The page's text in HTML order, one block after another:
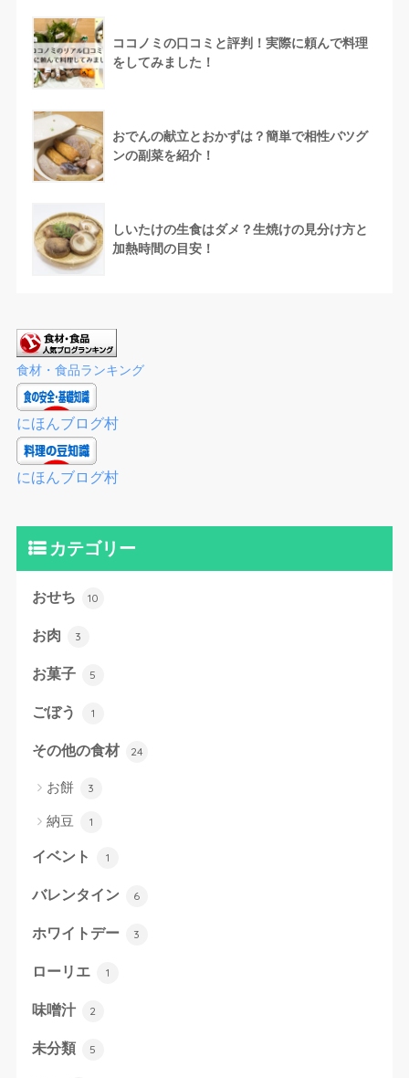
ココノミの口コミと評判！実際に頼んで料理
をしてみました！
おでんの献立とおかずは？簡単で相性バツグ
ンの副菜を紹介！
しいたけの生食はダメ？生焼けの見分け方と
加熱時間の目安！
食材・食品ランキング
にほんブログ村
にほんブログ村
カテゴリー
おせち 10
お肉 3
お菓子 5
ごぼう 1
その他の食材 24
お餅 3
納豆 1
イベント 1
バレンタイン 6
ホワイトデー 3
ローリエ 1
味噌汁 2
未分類 5